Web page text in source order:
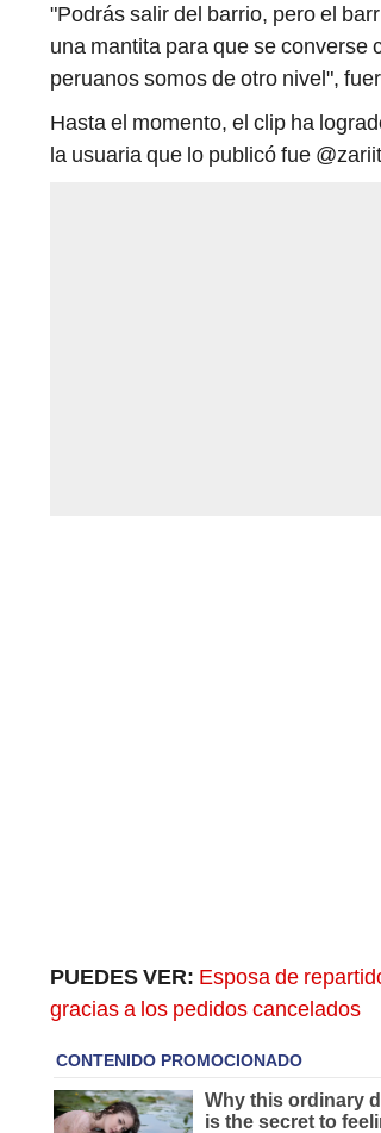
"Podrás salir del barrio, pero el
una mantita para que se converse
peruanos somos de otro nivel",
Hasta el momento, el clip ha
la usuaria que lo publicó fue
PUEDES VER: Esposa de
gracias a los pedidos cancelados